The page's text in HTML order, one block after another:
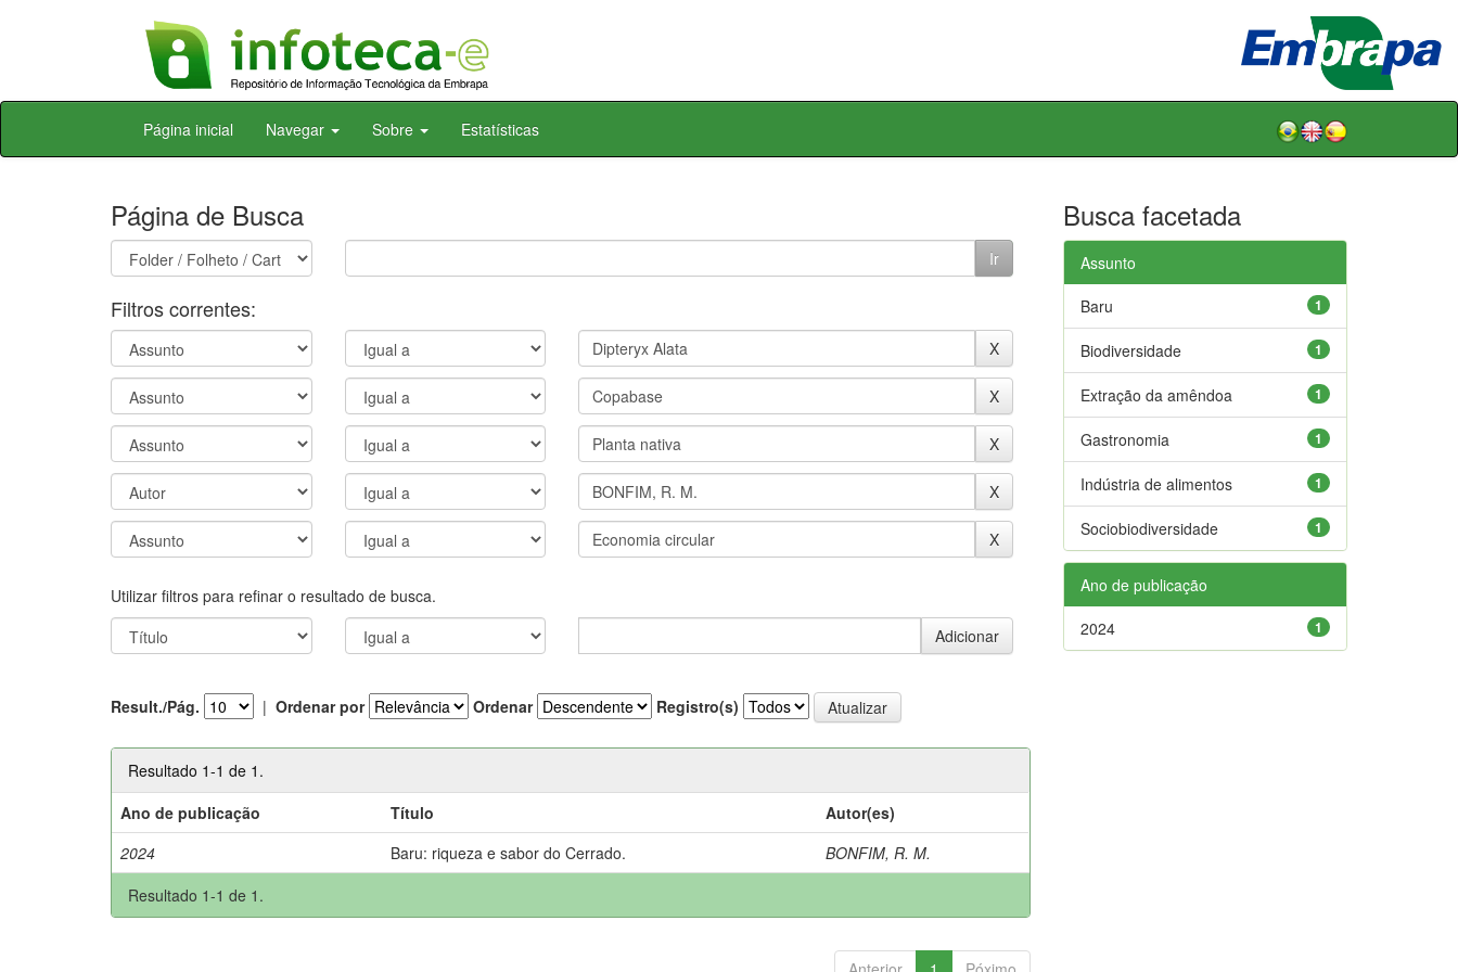
Skip
Página inicial Navegar Sobre Estatísticas
Página de Busca
Filtros correntes:
Utilizar filtros para refinar o resultado de busca.
Result./Pág. | Ordenar por Ordenar Registro(s)
Resultado 1-1 de 1.
Ano de publicação
Título
Autor(es)
2024
Baru: riqueza e sabor do Cerrado.
BONFIM, R. M.
Resultado 1-1 de 1.
Busca facetada
Assunto
1
Baru
1
Biodiversidade
1
Extração da amêndoa
1
Gastronomia
1
Indústria de alimentos
1
Sociobiodiversidade
Ano de publicação
1
2024